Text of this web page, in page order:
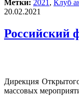
Метки: 2021 , Клуб
20.02.2021
Российский
Дирекция
массовых